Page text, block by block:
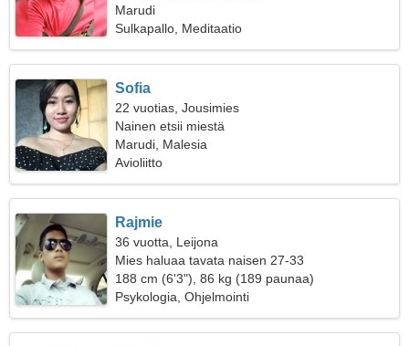
Marudi
Sulkapallo, Meditaatio
Sofia
22 vuotias, Jousimies
Nainen etsii miestä
Marudi, Malesia
Avioliitto
Rajmie
36 vuotta, Leijona
Mies haluaa tavata naisen 27-33
188 cm (6'3"), 86 kg (189 paunaa)
Psykologia, Ohjelmointi